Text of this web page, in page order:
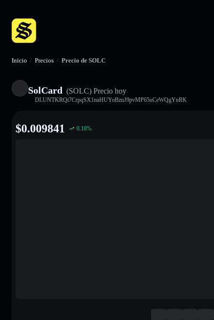
Inicio / Precios / Precio de SOLC
SolCard (SOLC) Precio hoy
DLUNTKRQt7CrpqSX1naHUYoBznJ9pvMP65uCeWQgYnRK
$0.009841 0.10%